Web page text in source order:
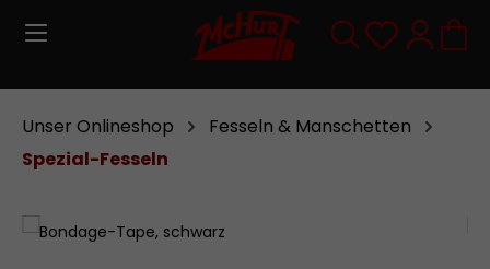
Zum Hauptinhalt springen Du hast
Unser Onlineshop
Fesseln & Manschetten
Spezial-Fesseln
Bildergalerie überspringen